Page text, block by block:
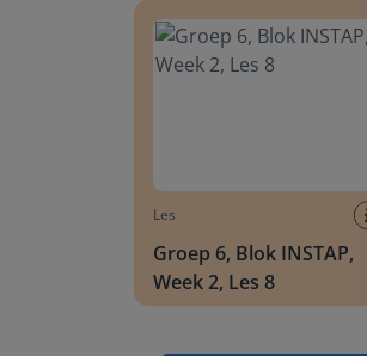
Les
Groep 6, Blok INSTAP,
Week 2, Les 8